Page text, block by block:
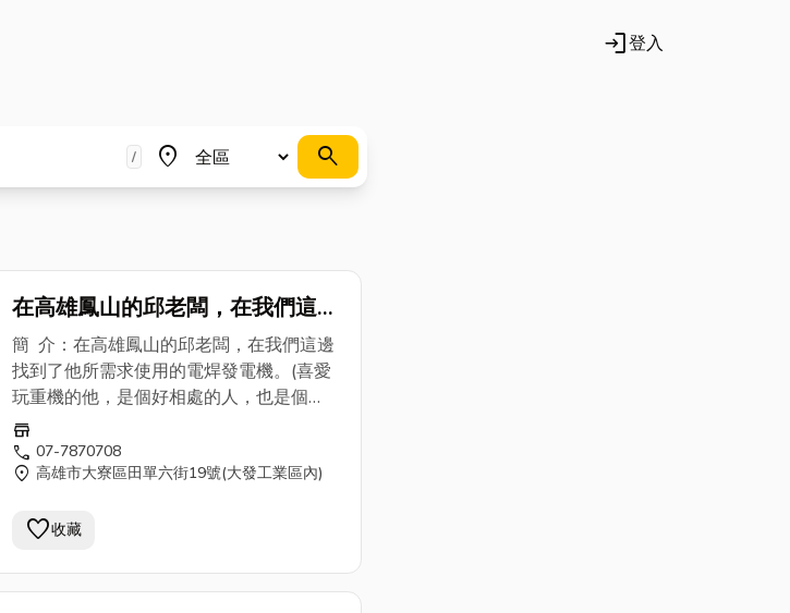
login登入
/ place
地區
search
在高雄鳳山的邱老闆，在我們這邊
找到了他所需求使用的電焊發電
機。
簡 介：在高雄鳳山的邱老闆，在我們這邊
找到了他所需求使用的電焊發電機。(喜愛
玩重機的他，是個好相處的人，也是個
YAMAHA的愛車迷，對於車子上的保養更
是專業。我想SHINDAIWA 新大和
EGW150M是他的選擇之外，使用上的保
老闆從事的是消防系統/空調系統/配管工
楠梓加工區的廠房做消防工程。如果有以
store
call 07-7870708
location_on 高雄市大寮區田單六街19號(大發工業區內)
favorite收藏